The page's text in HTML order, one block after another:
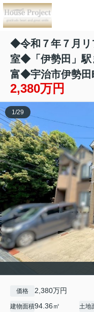
◆令和７年７月リ
室◆「伊勢田」
富◆宇治市伊勢田
2,380万円
1 /29
価格 2,380万円
建物面積94.36㎡ 土地